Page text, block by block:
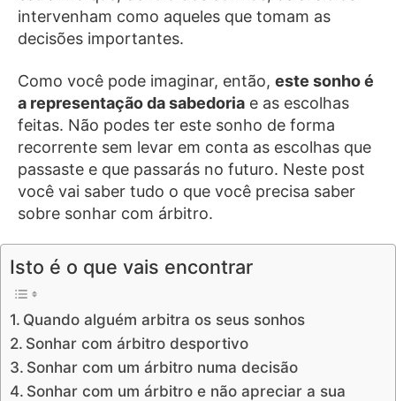
intervenham como aqueles que tomam as
decisões importantes.
Como você pode imaginar, então, este sonho é
a representação da sabedoria e as escolhas
feitas. Não podes ter este sonho de forma
recorrente sem levar em conta as escolhas que
passaste e que passarás no futuro. Neste post
você vai saber tudo o que você precisa saber
sobre sonhar com árbitro.
Isto é o que vais encontrar
Quando alguém arbitra os seus sonhos
Sonhar com árbitro desportivo
Sonhar com um árbitro numa decisão
Sonhar com um árbitro e não apreciar a sua